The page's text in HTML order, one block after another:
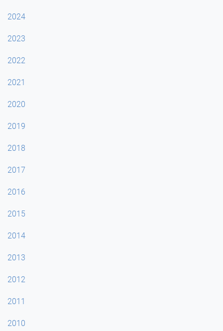
2024
2023
2022
2021
2020
2019
2018
2017
2016
2015
2014
2013
2012
2011
2010